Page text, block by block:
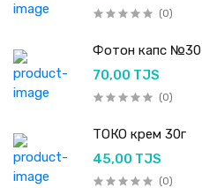
(0)
Фотон капс №30
70,00 TJS
(0)
ТОКО крем 30г
45,00 TJS
(0)